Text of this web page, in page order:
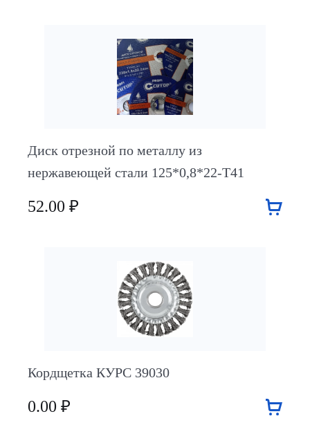
Диск отрезной по металлу из
нержавеющей стали 125*0,8*22-Т41
52.00 ₽
Кордщетка КУРС 39030
0.00 ₽